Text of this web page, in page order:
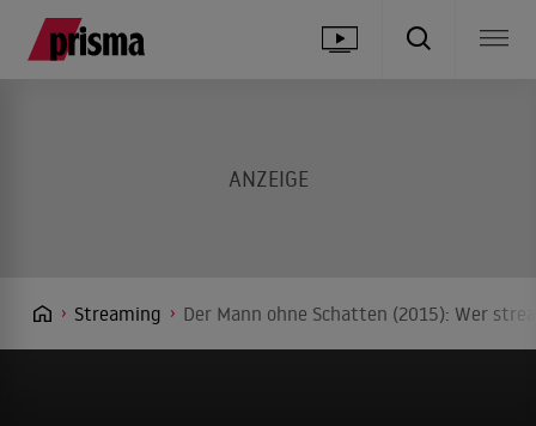
Streaming Der Mann ohne Schatten (2015): Wer